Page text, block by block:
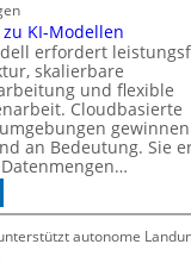
I
m
KI-Modellen
erfordert
skalierbare
und flexible
Cloudbasierte
an Bedeutung. Sie
autonome